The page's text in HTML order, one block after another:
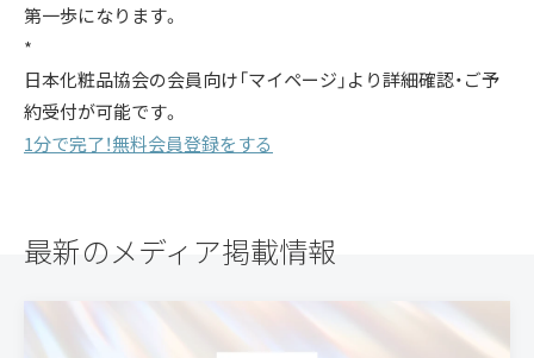
第一歩になります。
*
日本化粧品協会の会員向け「マイページ」より詳細確認・ご予
約受付が可能です。
1分で完了！無料会員登録をする
最新のメディア掲載情報